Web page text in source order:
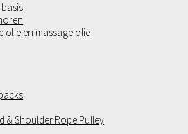
olie en massage olie
& Shoulder Rope Pulley